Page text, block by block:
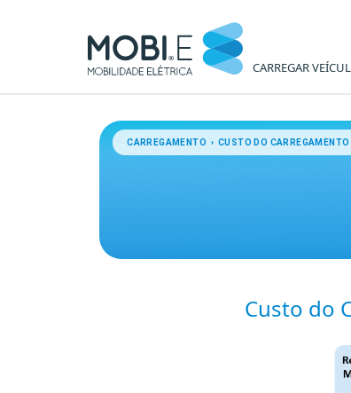
CARREGAR
CARREGAMENTO › CUSTO DO CARREGAMENTO
Custo do